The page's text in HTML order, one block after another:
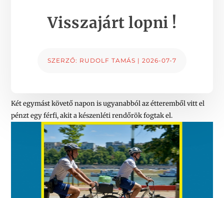
Visszajárt lopni !
SZERZŐ: RUDOLF TAMÁS | 2026-07-7
Két egymást követő napon is ugyanabból az étteremből vitt el
pénzt egy férfi, akit a készenléti rendőrök fogtak el.